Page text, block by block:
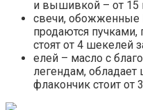
и вышивкой – от 15
свечи, обожженные
продаются
стоят от 4 шекелей
елей – масло с
легендам, обладает
флакончик стоит от